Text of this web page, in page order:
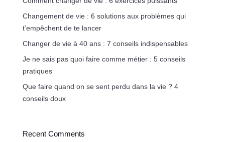
Changement de vie : 6 solutions aux problèmes qui
t’empêchent de te lancer
Changer de vie à 40 ans : 7 conseils indispensables
Je ne sais pas quoi faire comme métier : 5 conseils
pratiques
Que faire quand on se sent perdu dans la vie ? 4
conseils doux
Recent Comments